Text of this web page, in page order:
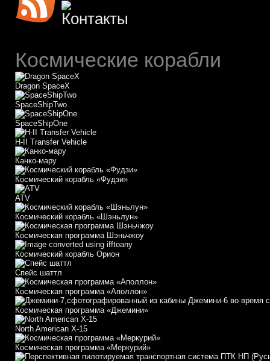
Космические корабли
Dragon SpaceX
SpaceShipTwo
SpaceShipOne
H-II Transfer Vehicle
Канко-мару
Космический корабль «Фудзи»
АТV
Космический корабль «Шэньлун»
Космическая программа Шэньчжоу
Космический корабль Орион
Спейс шаттл
Космическая программа «Аполлон»
Космическая программа «Джемини»
North American X-15
Космическая программа «Меркурий»